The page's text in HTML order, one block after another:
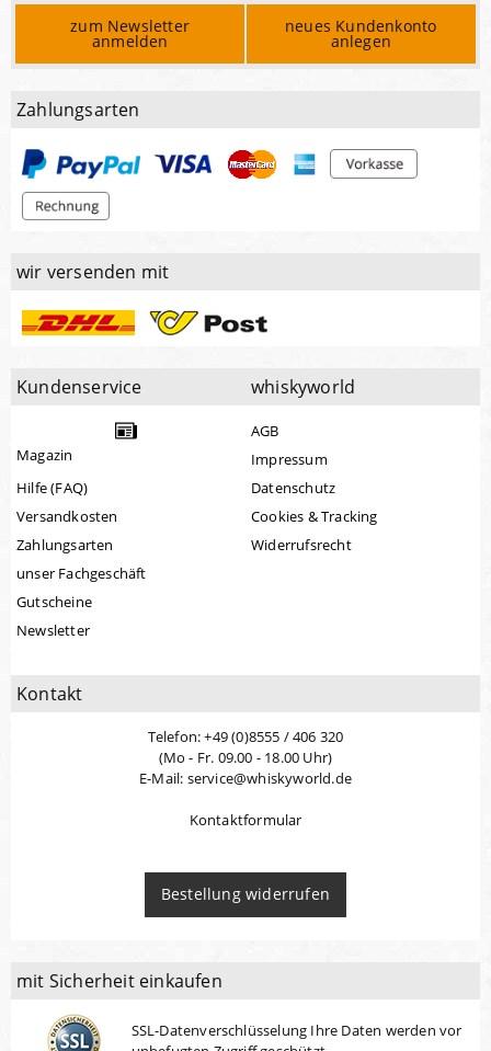
zum Newsletter
anmelden
neues Kundenkonto
anlegen
Zahlungsarten
wir versenden mit
Kundenservice
Magazin
Hilfe (FAQ)
Versandkosten
Zahlungsarten
unser Fachgeschäft
Gutscheine
Newsletter
whiskyworld
AGB
Impressum
Datenschutz
Cookies & Tracking
Widerrufsrecht
Kontakt
Telefon: +49 (0)8555 / 406 320
(Mo - Fr. 09.00 - 18.00 Uhr)
E-Mail: service@whiskyworld.de
Kontaktformular
Bestellung widerrufen
mit Sicherheit einkaufen
SSL-Datenverschlüsselung Ihre Daten werden vor